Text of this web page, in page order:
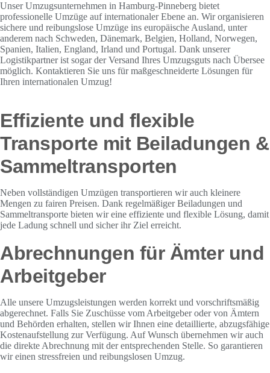
Unser Umzugsunternehmen in Hamburg-Pinneberg bietet
professionelle Umzüge auf internationaler Ebene an. Wir organisieren
sichere und reibungslose Umzüge ins europäische Ausland, unter
anderem nach Schweden, Dänemark, Belgien, Holland, Norwegen,
Spanien, Italien, England, Irland und Portugal. Dank unserer
Logistikpartner ist sogar der Versand Ihres Umzugsguts nach Übersee
möglich. Kontaktieren Sie uns für maßgeschneiderte Lösungen für
Ihren internationalen Umzug!
Effiziente und flexible
Transporte mit Beiladungen &
Sammeltransporten
Neben vollständigen Umzügen transportieren wir auch kleinere
Mengen zu fairen Preisen. Dank regelmäßiger Beiladungen und
Sammeltransporte bieten wir eine effiziente und flexible Lösung, damit
jede Ladung schnell und sicher ihr Ziel erreicht.
Abrechnungen für Ämter und
Arbeitgeber
Alle unsere Umzugsleistungen werden korrekt und vorschriftsmäßig
abgerechnet. Falls Sie Zuschüsse vom Arbeitgeber oder von Ämtern
und Behörden erhalten, stellen wir Ihnen eine detaillierte, abzugsfähige
Kostenaufstellung zur Verfügung. Auf Wunsch übernehmen wir auch
die direkte Abrechnung mit der entsprechenden Stelle. So garantieren
wir einen stressfreien und reibungslosen Umzug.